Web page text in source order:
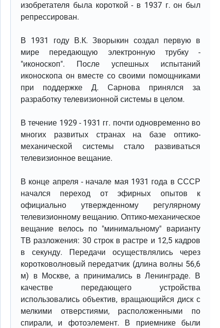
изобретателя была короткой - в 1937 г. он был
репрессирован.
В 1931 году В.К. Зворыкин создал первую в
мире передающую электронную трубку -
"иконоскоп". После успешных испытаний
иконоскопа он вместе со своими помощниками
при поддержке Д. Сарнова принялся за
разработку телевизионной системы в целом.
В течение 1929 - 1931 гг. почти одновременно во
многих развитых странах на базе оптико-
механической системы стало развиваться
телевизионное вещание.
В конце апреля - начале мая 1931 года в СССР
начался переход от эфирных опытов к
официально утвержденному регулярному
телевизионному вещанию. Оптико-механическое
вещание велось по "минимальному" варианту
ТВ разложения: 30 строк в растре и 12,5 кадров
в секунду. Передачи осуществлялись через
коротковолновый передатчик (длина волны 56,6
м) в Москве, а принимались в Ленинграде. В
качестве передающего устройства
использовались объектив, вращающийся диск с
мелкими отверстиями, расположенными по
спирали, и фотоэлемент. В приемнике были